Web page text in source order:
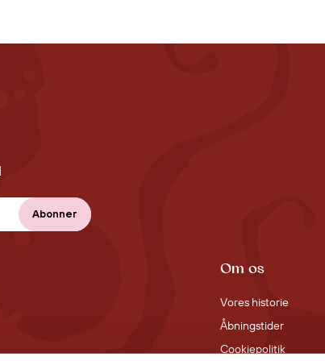
Om os
Vores historie
Åbningstider
Cookiepolitik